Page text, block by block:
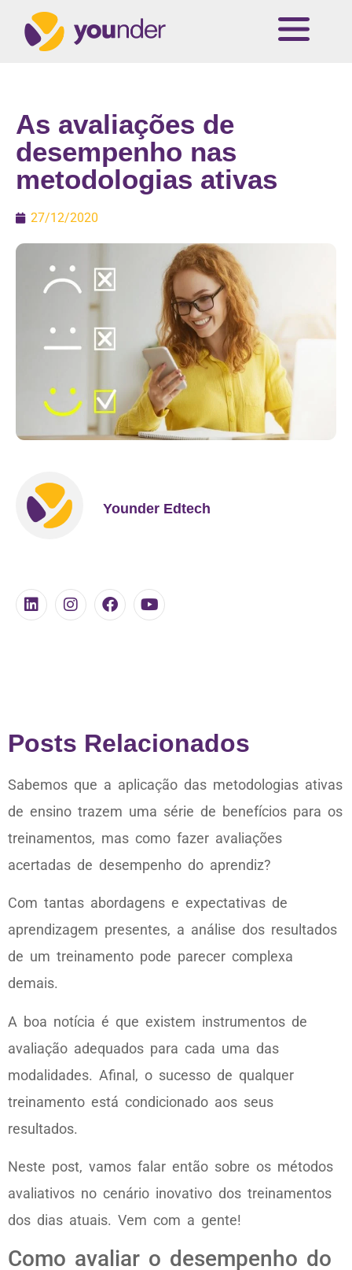
As avaliações de
desempenho nas
metodologias ativas
27/12/2020
Younder Edtech
Posts Relacionados
Sabemos que a aplicação das metodologias ativas
de ensino trazem uma série de benefícios para os
treinamentos, mas como fazer avaliações
acertadas de desempenho do aprendiz?
Com tantas abordagens e expectativas de
aprendizagem presentes, a análise dos resultados
de um treinamento pode parecer complexa
demais.
A boa notícia é que existem instrumentos de
avaliação adequados para cada uma das
modalidades. Afinal, o sucesso de qualquer
treinamento está condicionado aos seus
resultados.
Neste post, vamos falar então sobre os métodos
avaliativos no cenário inovativo dos treinamentos
dos dias atuais. Vem com a gente!
Como avaliar o desempenho do